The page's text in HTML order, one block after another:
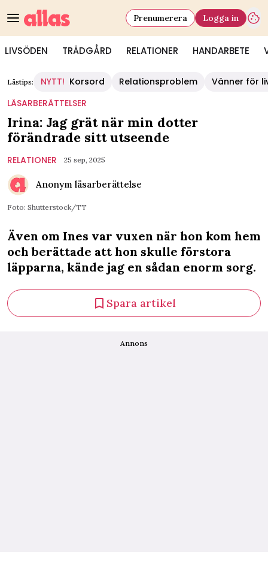
LIVSÖDEN TRÄDGÅRD RELATIONER HANDARBETE
Prenumerera Logga in
Lästips: NYTT! Korsord Relationsproblem
Vänner för
LÄSARBERÄTTELSER
Irina: Jag grät när min dotter
förändrade sitt utseende
RELATIONER 25 sep, 2025
Anonym läsarberättelse
Foto: Shutterstock/TT
Även om Ines var vuxen när hon kom hem
och berättade att hon skulle förstora
läpparna, kände jag en sådan enorm sorg.
Spara artikel
Annons